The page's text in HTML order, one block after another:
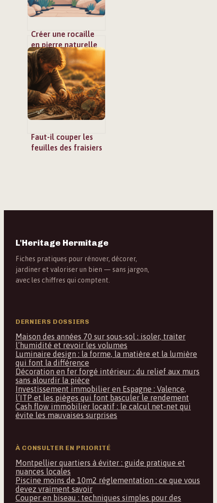
Créer une rocaille
en pierre naturelle
dans votre jardin :
guide complet
Faut-il couper les
feuilles des fraisiers
L'Heritage Hermitage
Fiches pratiques pour rénover, décorer,
jardiner et valoriser un bien — sans jargon,
avec les chiffres qui comptent.
DERNIERS DOSSIERS
Maison des années 70 sur sous-sol : isoler, traiter
l’humidité et revoir les volumes
Luminaire design : la forme, la matière et la lumière
qui font la différence
Décoration en fer forgé intérieur : du relief aux murs
sans alourdir la pièce
Investissement immobilier en Espagne : Valence,
l’ITP et les pièges qui font basculer le rendement
Cash flow immobilier locatif : le calcul net-net qui
évite les mauvaises surprises
À CONSULTER EN PRIORITÉ
Montpellier quartiers à éviter : guide pratique et
nuances locales
Piscine moins de 10m2 réglementation : ce que vous
devez vraiment savoir
Couper en biseau : techniques simples pour des